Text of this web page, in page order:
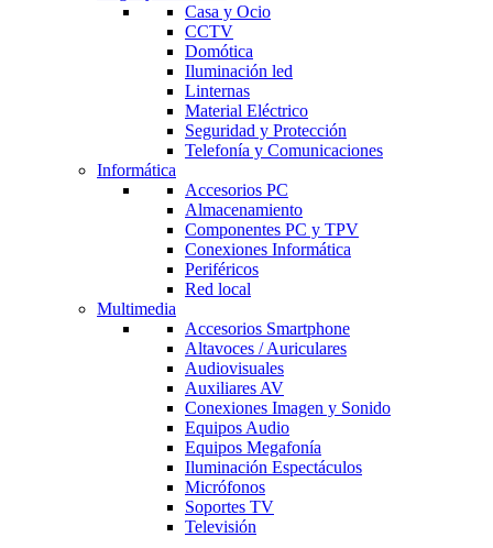
Casa y Ocio
CCTV
Domótica
Iluminación led
Linternas
Material Eléctrico
Seguridad y Protección
Telefonía y Comunicaciones
Informática
Accesorios PC
Almacenamiento
Componentes PC y TPV
Conexiones Informática
Periféricos
Red local
Multimedia
Accesorios Smartphone
Altavoces / Auriculares
Audiovisuales
Auxiliares AV
Conexiones Imagen y Sonido
Equipos Audio
Equipos Megafonía
Iluminación Espectáculos
Micrófonos
Soportes TV
Televisión